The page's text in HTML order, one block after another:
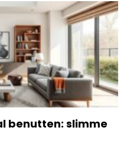
benutten: slimme